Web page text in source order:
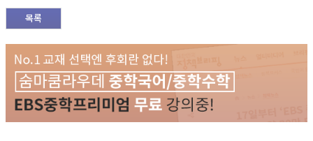
목록